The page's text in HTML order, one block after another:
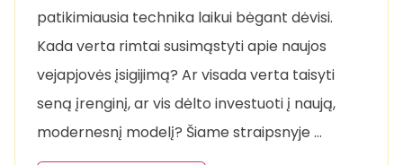
patikimiausia technika laikui bėgant dėvisi.
Kada verta rimtai susimąstyti apie naujos
vejapjovės įsigijimą? Ar visada verta taisyti
seną įrenginį, ar vis dėlto investuoti į naują,
modernesnį modelį? Šiame straipsnyje …